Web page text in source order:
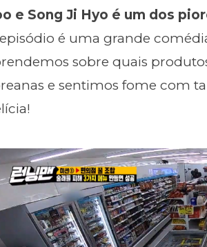
e Song Ji Hyo é um dos
é uma grande
sobre quais
e sentimos fome com